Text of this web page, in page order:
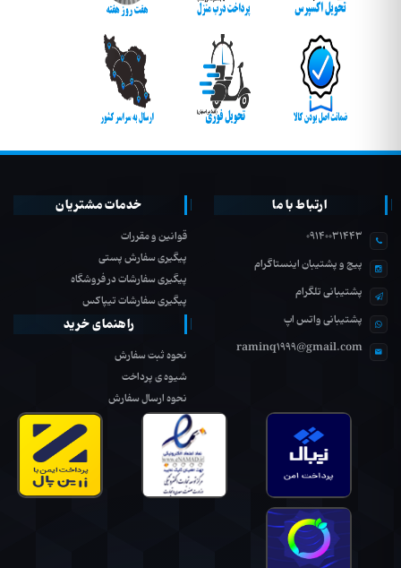
ارتباط با ما
09140031443
پیج و پشتیبان اینستاگرام
پشتیبانی تلگرام
پشتیبانی واتس اپ
raminq1999@gmail.com
خدمات مشتریان
قوانین و مقررات
پیگیری سفارش پستی
پیگیری سفارشات در فروشگاه
پیگیری سفارشات تیپاکس
راهنمای خرید
نحوه ثبت سفارش
شیوه ی پرداخت
نحوه ارسال سفارش